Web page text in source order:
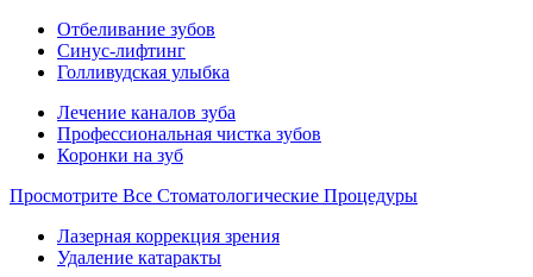
Отбеливание зубов
Синус-лифтинг
Голливудская улыбка
Лечение каналов зуба
Профессиональная чистка зубов
Коронки на зуб
Просмотрите Все Стоматологические Процедуры
Лазерная коррекция зрения
Удаление катаракты